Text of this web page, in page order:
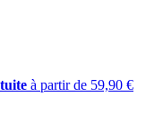
à partir de 59,90 €